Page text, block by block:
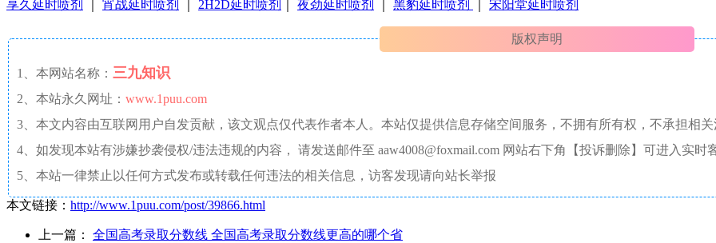
享久延时喷剂
宵战延时喷剂 2H2D延时喷剂 夜劲延时喷剂 黑豹延时喷剂 宋阳堂延时喷剂
版权声明
1、本网站名称： 三九知识
2、本站永久网址： www.1puu.com
3、本文内容由互联网用户自发贡献，该文观点仅代表作者本人。本站仅提供信息存储空间服务，不拥有所有权，不承担相
4、如发现本站有涉嫌抄袭侵权/违法违规的内容， 请发送邮件至 aaw4008@foxmail.com 网站右下角【投诉删除】可进入实时
5、本站一律禁止以任何方式发布或转载任何违法的相关信息，访客发现请向站长举报
本文链接： http://www.1puu.com/post/39866.html
上一篇： 全国高考录取分数线 全国高考录取分数线更高的哪个省